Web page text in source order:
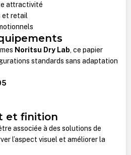
attractivité
et retail
Noritsu Dry Lab, ce papier
standards sans adaptation
et finition
associée à des solutions de
l’aspect visuel et améliorer la